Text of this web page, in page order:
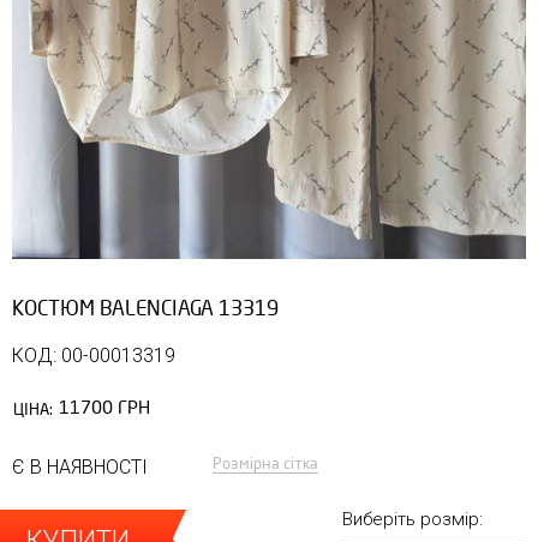
КОСТЮМ BALENCIAGA 13319
КОД: 00-00013319
ЦІНА: 11700 ГРН
Є В НАЯВНОСТІ Розмірна сітка
Виберіть розмір: